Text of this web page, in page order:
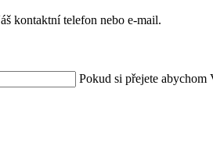
kontaktní telefon nebo e-mail.
Pokud si přejete abychom